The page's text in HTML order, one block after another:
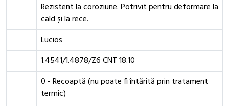
Rezistent la coroziune. Potrivit pentru deformare la
cald și la rece.
Lucios
1.4541/1.4878/Z6 CNT 18.10
0 - Recoaptă (nu poate fi întărită prin tratament
termic)